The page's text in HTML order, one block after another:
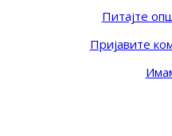
Питајте
Пријавите